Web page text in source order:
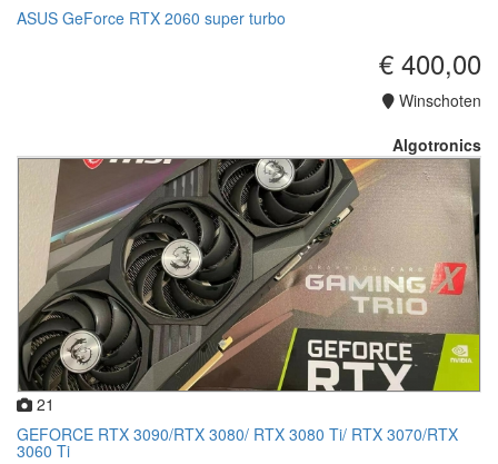
ASUS GeForce RTX 2060 super turbo
€ 400,00
Winschoten
Algotronics
21
GEFORCE RTX 3090/RTX 3080/ RTX 3080 Ti/ RTX 3070/RTX
3060 Ti